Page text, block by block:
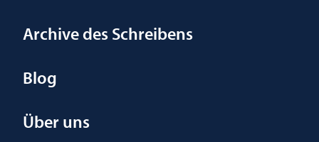
Archive des Schreibens
Blog
Über uns